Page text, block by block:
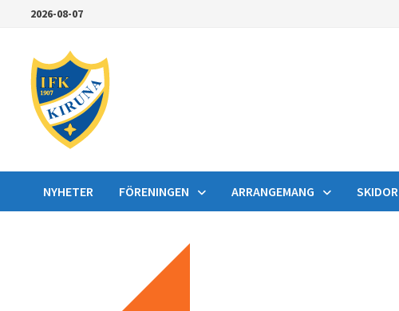
Hoppa
innehåll
2026-08-07
NYHETER FÖRENINGEN ARRANGEMANG SKIDOR